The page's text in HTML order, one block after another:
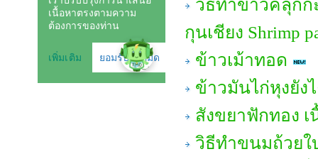
วิธีทำข้าวคลุก
กุนเชียง Shrimp
ข้าวเม้าทอด
ข้าวมันไก่หุงยัง
สังขยาฟักทอง
วิธีทำขนมถ้วยใ